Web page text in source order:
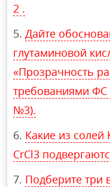
2 .
Дайте
глутаминовой
«Прозрачность
требованиями ФС
№3).
Какие из солей
CrCl3
Подберите три